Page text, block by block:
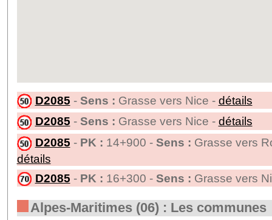
D2085 - Sens : Grasse vers Nice - détails
D2085 - Sens : Grasse vers Nice - détails
D2085 - PK : 14+900 - Sens : Grasse vers
détails
D2085 - PK : 16+300 - Sens : Grasse vers
Alpes-Maritimes (06) : Les communes